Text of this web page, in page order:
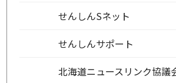
せんしんSネット
せんしんサポート
北海道ニュースリンク協議